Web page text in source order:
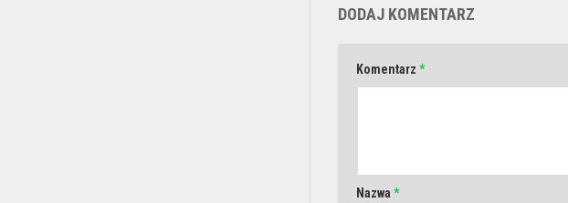
DODAJ KOMENTARZ
Komentarz *
Nazwa *